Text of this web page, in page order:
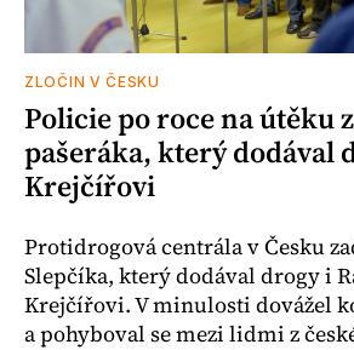
ZLOČIN V ČESKU
Policie po roce na útěku
pašeráka, který dodával
Krejčířovi
Protidrogová centrála v Česku
Slepčíka, který dodával drogy i
Krejčířovi. V minulosti dovážel
a pohyboval se mezi lidmi z